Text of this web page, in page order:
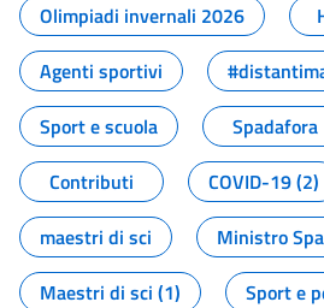
Olimpiadi invernali 2026
Agenti sportivi
Sport e scuola
Spadafora
Contributi
COVID-19 (2)
maestri di sci
Ministro
Maestri di sci (1)
Sport e